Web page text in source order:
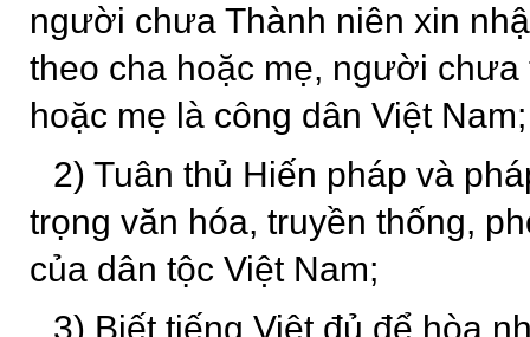
người chưa Thành niên xin
theo cha hoặc mẹ, người chưa
hoặc mẹ là công dân Việt Nam;
2) Tuân thủ Hiến pháp và
trọng văn hóa, truyền thống,
của dân tộc Việt Nam;
3) Biết tiếng Việt đủ để hòa